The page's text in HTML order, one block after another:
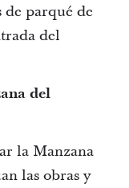
de parqué de
del
del
la Manzana
las obras y